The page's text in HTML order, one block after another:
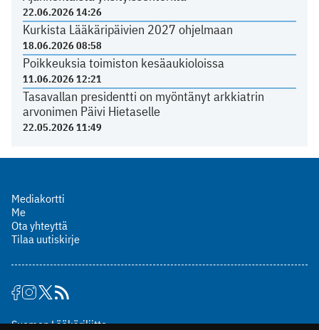
22.06.2026 14:26
Kurkista Lääkäripäivien 2027 ohjelmaan
18.06.2026 08:58
Poikkeuksia toimiston kesäaukioloissa
11.06.2026 12:21
Tasavallan presidentti on myöntänyt arkkiatrin
arvonimen Päivi Hietaselle
22.05.2026 11:49
Mediakortti
Me
Ota yhteyttä
Tilaa uutiskirje
Suomen Lääkäriliitto